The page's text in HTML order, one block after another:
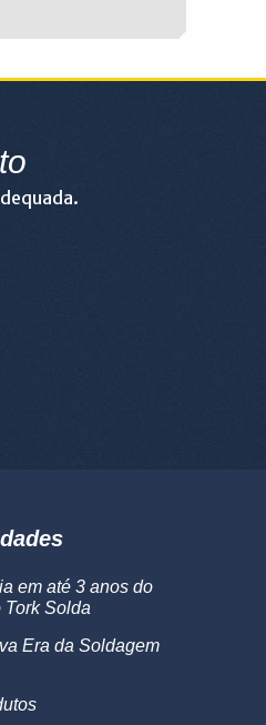
em até 3 anos do
Solda
Era da Soldagem